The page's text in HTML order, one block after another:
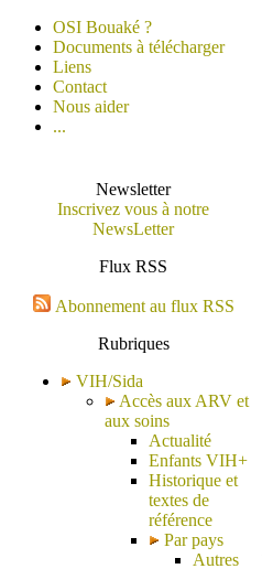
OSI Bouaké ?
Documents à télécharger
Liens
Contact
Nous aider
...
Newsletter
Inscrivez vous à notre
NewsLetter
Flux RSS
Abonnement au flux RSS
Rubriques
VIH/Sida
Accès aux ARV et
aux soins
Actualité
Enfants VIH+
Historique et
textes de
référence
Par pays
Autres